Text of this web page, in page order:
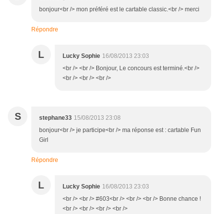
bonjour<br /> mon préféré est le cartable classic.<br /> merci
Répondre
L Lucky Sophie 16/08/2013 23:03
<br /> <br /> Bonjour, Le concours est terminé.<br />
<br /> <br /> <br />
S stephane33 15/08/2013 23:08
bonjour<br /> je participe<br /> ma réponse est : cartable Fun
Girl
Répondre
L Lucky Sophie 16/08/2013 23:03
<br /> <br /> #603<br /> <br /> <br /> Bonne chance !
<br /> <br /> <br /> <br />